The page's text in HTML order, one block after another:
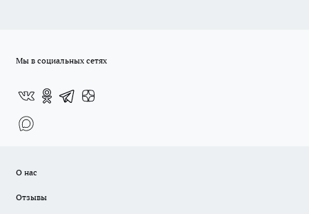
Мы в социальных сетях
О нас
Отзывы